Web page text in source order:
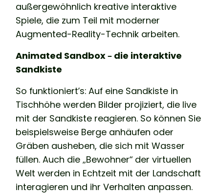
außergewöhnlich kreative interaktive
Spiele, die zum Teil mit moderner
Augmented-Reality-Technik arbeiten.
Animated Sandbox – die interaktive
Sandkiste
So funktioniert’s: Auf eine Sandkiste in
Tischhöhe werden Bilder projiziert, die live
mit der Sandkiste reagieren. So können Sie
beispielsweise Berge anhäufen oder
Gräben ausheben, die sich mit Wasser
füllen. Auch die „Bewohner“ der virtuellen
Welt werden in Echtzeit mit der Landschaft
interagieren und ihr Verhalten anpassen.